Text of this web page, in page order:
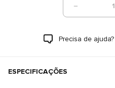
1
Precisa de ajuda?
ESPECIFICAÇÕES